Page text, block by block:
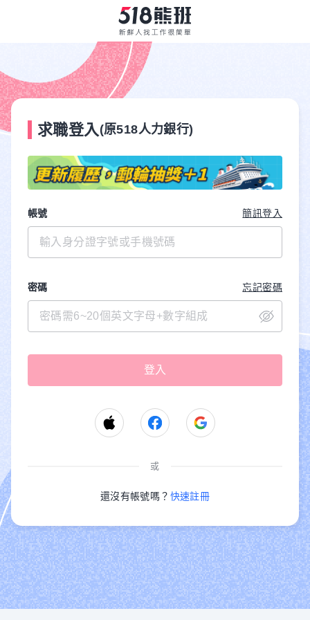
求職登入 (原518人力銀行)
帳號 簡訊登入
密碼 忘記密碼
或
還沒有帳號嗎？ 快速註冊